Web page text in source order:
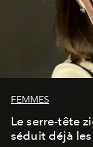
FEMMES
Le serre-tête
séduit déjà